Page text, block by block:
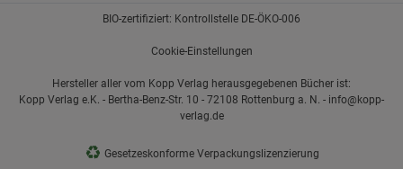
BIO-zertifiziert: Kontrollstelle DE-ÖKO-006
Cookie-Einstellungen
Hersteller aller vom Kopp Verlag herausgegebenen Bücher ist:
Kopp Verlag e.K. - Bertha-Benz-Str. 10 - 72108 Rottenburg a. N. - info@kopp-
verlag.de
♻ Gesetzeskonforme Verpackungslizenzierung